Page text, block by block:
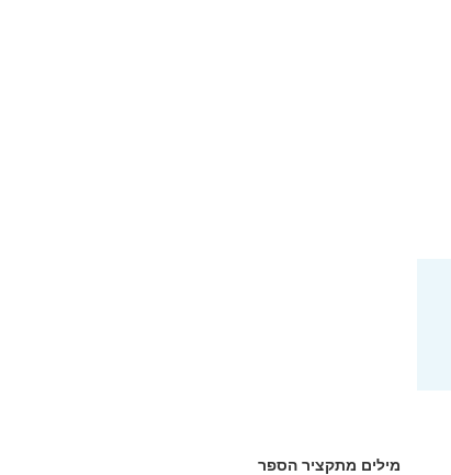
מילים מתקציר הספר